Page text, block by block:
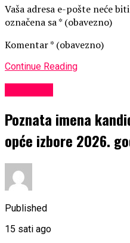
Vaša adresa e-pošte neće
označena sa* (obavezno)
Komentar* (obavezno)
Continue Reading
Poznata imena
opće izbore 2026.
Published
15 sati ago